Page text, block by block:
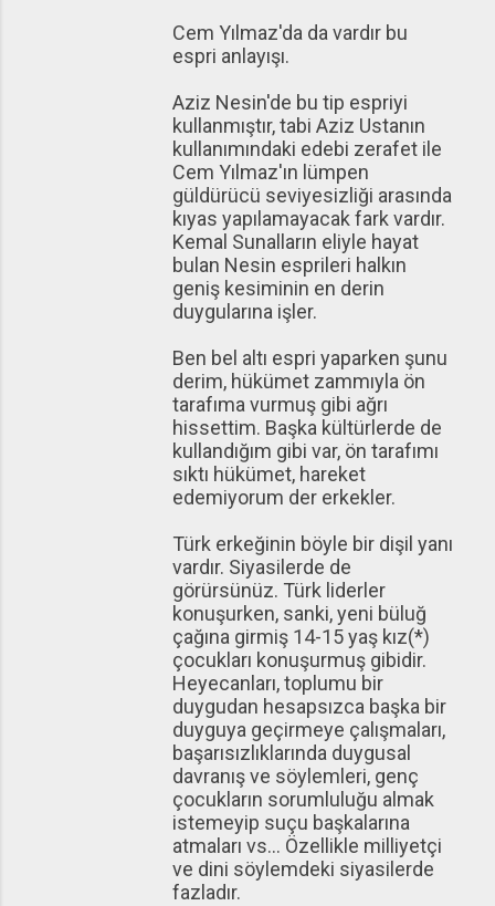
Cem Yılmaz'da da vardır bu
espri anlayışı.
Aziz Nesin'de bu tip espriyi
kullanmıştır, tabi Aziz Ustanın
kullanımındaki edebi zerafet ile
Cem Yılmaz'ın lümpen
güldürücü seviyesizliği arasında
kıyas yapılamayacak fark vardır.
Kemal Sunalların eliyle hayat
bulan Nesin esprileri halkın
geniş kesiminin en derin
duygularına işler.
Ben bel altı espri yaparken şunu
derim, hükümet zammıyla ön
tarafıma vurmuş gibi ağrı
hissettim. Başka kültürlerde de
kullandığım gibi var, ön tarafımı
sıktı hükümet, hareket
edemiyorum der erkekler.
Türk erkeğinin böyle bir dişil yanı
vardır. Siyasilerde de
görürsünüz. Türk liderler
konuşurken, sanki, yeni büluğ
çağına girmiş 14-15 yaş kız(*)
çocukları konuşurmuş gibidir.
Heyecanları, toplumu bir
duygudan hesapsızca başka bir
duyguya geçirmeye çalışmaları,
başarısızlıklarında duygusal
davranış ve söylemleri, genç
çocukların sorumluluğu almak
istemeyip suçu başkalarına
atmaları vs... Özellikle milliyetçi
ve dini söylemdeki siyasilerde
fazladır.